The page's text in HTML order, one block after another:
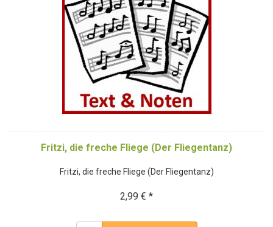
Fritzi, die freche Fliege (Der Fliegentanz)
Fritzi, die freche Fliege (Der Fliegentanz)
2,99 € *